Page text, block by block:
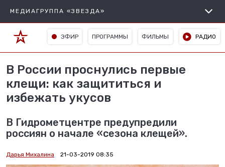
МЕДИАГРУППА «ЗВЕЗДА»
ЭФИР ПРОГРАММЫ ФИЛЬМЫ РАДИО
В России проснулись первые
клещи: как защититься и
избежать укусов
В Гидрометцентре предупредили
россиян о начале «сезона клещей».
Дарья Михалина 21-03-2019 08:35